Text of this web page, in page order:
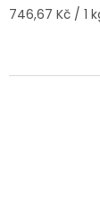
Měrná
746,67 Kč / 1